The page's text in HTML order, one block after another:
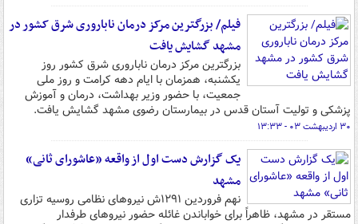
فیلم/ بزرگترین مرکز درمان ناباروری شرق کشور در
مشهد گشایش یافت
بزرگترین مرکز درمان ناباروری شرق کشور روز
یکشنبه، همزمان با ایام دهه کرامت و روز ملی
جمعیت، با حضور وزیر بهداشت، درمان و آموزش
پزشکی و تولیت آستان قدس در بیمارستان رضوی مشهد گشایش یافت.
۳۰ اردیبهشت ۰۳ - ۱۳:۳۳
یک گزارش دست اول از واقعه «عاشورای ثانی»
مشهد
نهم فروردین ۱۲۹۱ش نیروهای نظامی روسیه تزاری
مستقر در مشهد، ظاهراً برای خواباندن غائله حضور نیروهای طرفدار